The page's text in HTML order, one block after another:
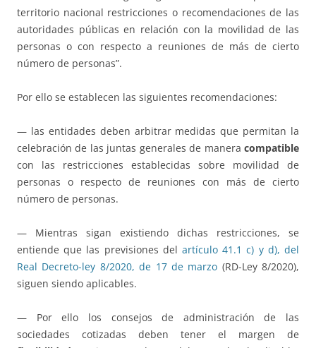
territorio nacional restricciones o recomendaciones de las
autoridades públicas en relación con la movilidad de las
personas o con respecto a reuniones de más de cierto
número de personas”.
Por ello se establecen las siguientes recomendaciones:
— las entidades deben arbitrar medidas que permitan la
celebración de las juntas generales de manera compatible
con las restricciones establecidas sobre movilidad de
personas o respecto de reuniones con más de cierto
número de personas.
— Mientras sigan existiendo dichas restricciones, se
entiende que las previsiones del artículo 41.1 c) y d), del
Real Decreto-ley 8/2020, de 17 de marzo (RD-Ley 8/2020),
siguen siendo aplicables.
— Por ello los consejos de administración de las
sociedades cotizadas deben tener el margen de